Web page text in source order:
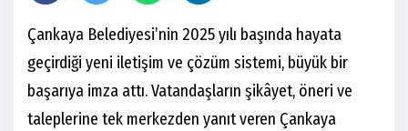
Çankaya Belediyesi’nin 2025 yılı başında hayata
geçirdiği yeni iletişim ve çözüm sistemi, büyük bir
başarıya imza attı. Vatandaşların şikâyet, öneri ve
taleplerine tek merkezden yanıt veren Çankaya